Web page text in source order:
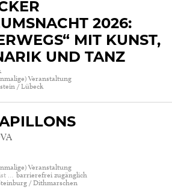
2026:
MIT KUNST,
UND TANZ
Veranstaltung
/ Lübeck
Veranstaltung
… barrierefrei zugänglich
/ Dithmarschen